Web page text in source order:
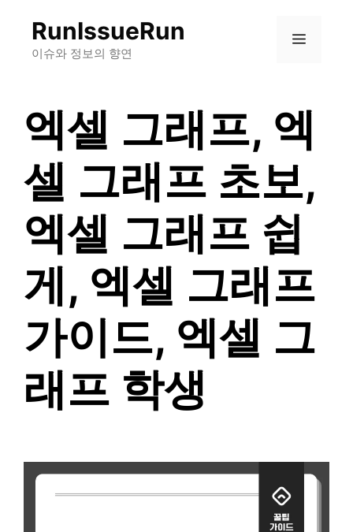
RunIssueRun
이슈와 정보의 향연
메
엑셀 그래프, 엑
셀 그래프 초보,
엑셀 그래프 쉽
게, 엑셀 그래프
가이드, 엑셀 그
래프 학생